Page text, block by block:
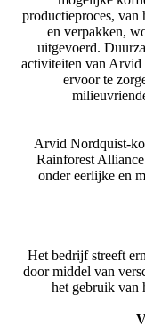
productieproces, van
en verpakken,
uitgevoerd.
activiteiten van
ervoor te
Arvid Nordquist-
Rainforest
onder eerlijke en
Het bedrijf streeft
door middel van
het gebruik van